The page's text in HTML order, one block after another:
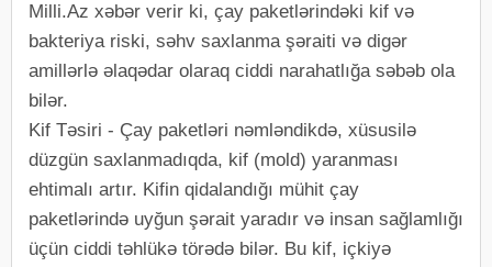
Milli.Az xəbər verir ki, çay paketlərindəki kif və
bakteriya riski, səhv saxlanma şəraiti və digər
amillərlə əlaqədar olaraq ciddi narahatlığa səbəb ola
bilər.
Kif Təsiri - Çay paketləri nəmləndikdə, xüsusilə
düzgün saxlanmadıqda, kif (mold) yaranması
ehtimalı artır. Kifin qidalandığı mühit çay
paketlərində uyğun şərait yaradır və insan sağlamlığı
üçün ciddi təhlükə törədə bilər. Bu kif, içkiyə